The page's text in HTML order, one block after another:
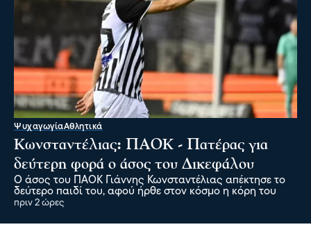
ΨυχαγωγίαΑθλητικά
Κωνσταντέλιας: ΠΑΟΚ - Πατέρας για
δεύτερη φορά ο άσος του Δικεφάλου
Ο άσος του ΠΑΟΚ Γιάννης Κωνσταντέλιας απέκτησε το
δεύτερο παιδί του, αφού ήρθε στον κόσμο η κόρη του
πριν 2 ώρες